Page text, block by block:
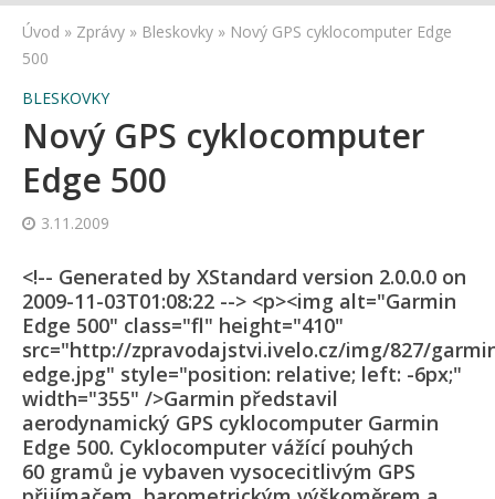
Úvod » Zprávy » Bleskovky » Nový GPS cyklocomputer Edge
500
BLESKOVKY
Nový GPS cyklocomputer
Edge 500
3.11.2009
<!-- Generated by XStandard version 2.0.0.0 on
2009-11-03T01:08:22 --> <p><img alt="Garmin
Edge 500" class="fl" height="410"
src="http://zpravodajstvi.ivelo.cz/img/827/
edge.jpg" style="position: relative; left: -6px;"
width="355" />Garmin představil
aerodynamický GPS cyklocomputer Garmin
Edge 500. Cyklocomputer vážící pouhých
60 gramů je vybaven vysocecitlivým GPS